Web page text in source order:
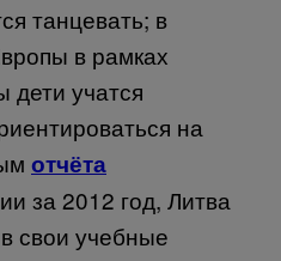
танцевать; в
в рамках
дети учатся
на
отчёта
за 2012 год, Литва
свои учебные